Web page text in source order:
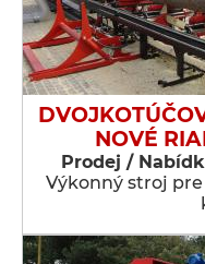
NOVÉ
Prodej /
Výkonný stroj